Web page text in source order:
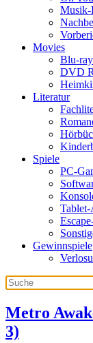
Movies
Blu-
DVD
Literatur
Spiele
PC-
Gewinnspiele
Metro
3)